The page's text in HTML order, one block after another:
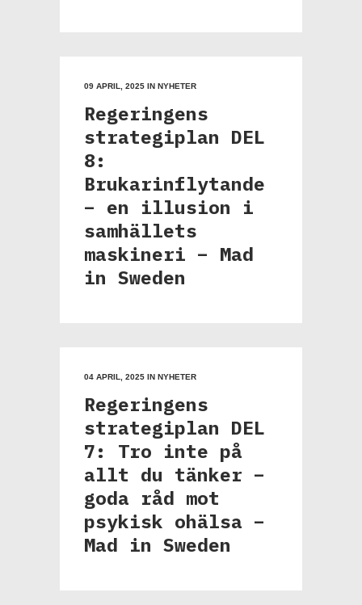
09 APRIL, 2025 IN NYHETER
Regeringens
strategiplan DEL
8:
Brukarinflytande
– en illusion i
samhällets
maskineri – Mad
in Sweden
04 APRIL, 2025 IN NYHETER
Regeringens
strategiplan DEL
7: Tro inte på
allt du tänker –
goda råd mot
psykisk ohälsa –
Mad in Sweden